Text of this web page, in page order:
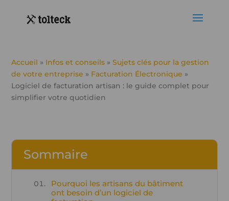
Accueil » Infos et conseils »Sujets clés pour la gestion
de votre entreprise » Facturation Électronique »
Logiciel de facturation artisan : le guide complet pour
simplifier votre quotidien
Sommaire
Pourquoi les artisans du bâtiment
ont besoin d’un logiciel de